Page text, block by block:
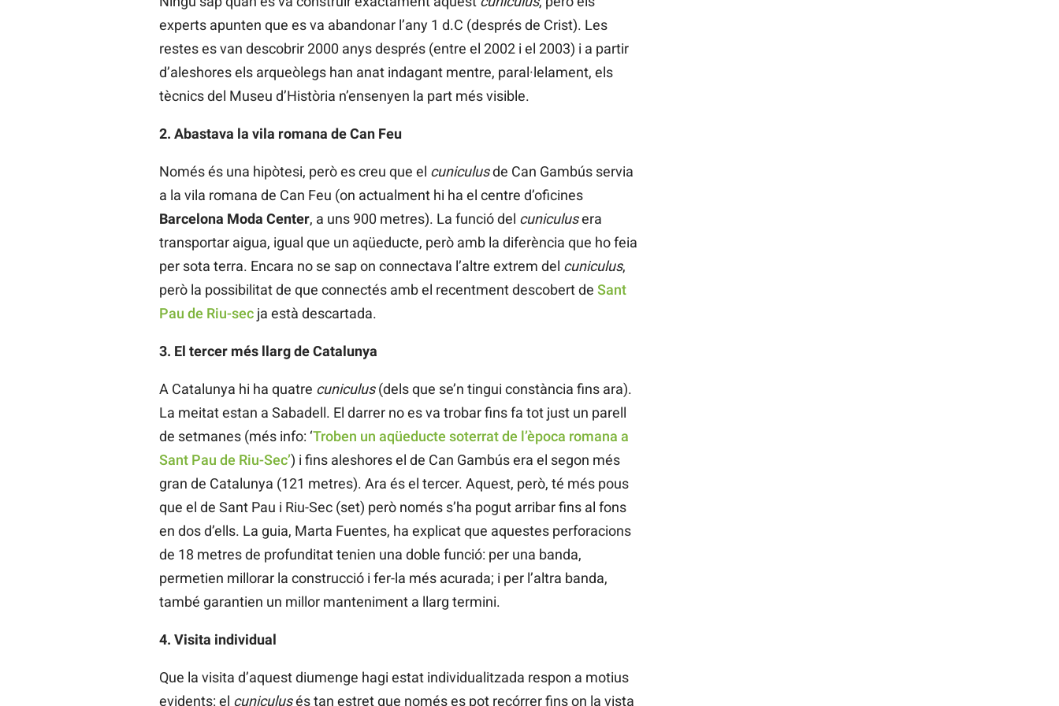
experts apunten que es va abandonar l’any 1 d.C (després de Crist). Les
restes es van descobrir 2000 anys després (entre el 2002 i el 2003) i a partir
d’aleshores els arqueòlegs han anat indagant mentre, paral·lelament, els
tècnics del Museu d’Història n’ensenyen la part més visible.
2. Abastava la vila romana de Can Feu
Només és una hipòtesi, però es creu que el cuniculusde Can Gambús servia
a la vila romana de Can Feu (on actualment hi ha el centre d’oficines
Barcelona Moda Center, a uns 900 metres). La funció del cuniculusera
transportar aigua, igual que un aqüeducte, però amb la diferència que ho feia
per sota terra. Encara no se sap on connectava l’altre extrem del cuniculus,
però la possibilitat de que connectés amb el recentment descobert de Sant
Pau de Riu-secja està descartada.
3. El tercer més llarg de Catalunya
A Catalunya hi ha quatre cuniculus(dels que se’n tingui constància fins ara).
La meitat estan a Sabadell. El darrer no es va trobar fins fa tot just un parell
de setmanes (més info: ‘Troben un aqüeducte soterrat de l’època romana a
Sant Pau de Riu-Sec’) i fins aleshores el de Can Gambús era el segon més
gran de Catalunya (121 metres). Ara és el tercer. Aquest, però, té més pous
que el de Sant Pau i Riu-Sec (set) però només s’ha pogut arribar fins al fons
en dos d’ells. La guia, Marta Fuentes, ha explicat que aquestes perforacions
de 18 metres de profunditat tenien una doble funció: per una banda,
permetien millorar la construcció i fer-la més acurada; i per l’altra banda,
també garantien un millor manteniment a llarg termini.
4. Visita individual
Que la visita d’aquest diumenge hagi estat individualitzada respon a motius
evidents: el cuniculusés tan estret que només es pot recórrer fins on la vista